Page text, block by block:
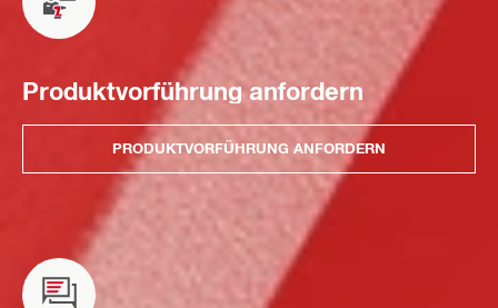
Produktvorführung anfordern
PRODUKTVORFÜHRUNG ANFORDERN